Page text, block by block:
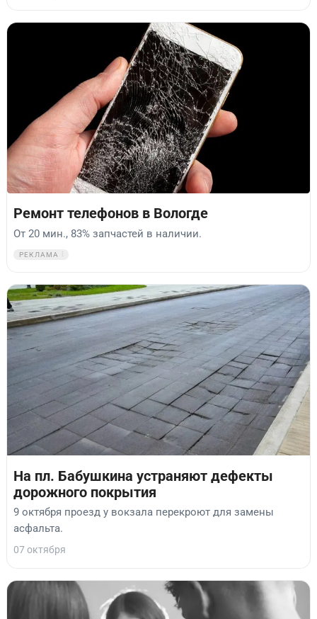
Ремонт телефонов в Вологде
От 20 мин., 83% запчастей в наличии.
РЕКЛАМА
На пл. Бабушкина устраняют дефекты
дорожного покрытия
9 октября проезд у вокзала перекроют для замены
асфальта.
07 октября